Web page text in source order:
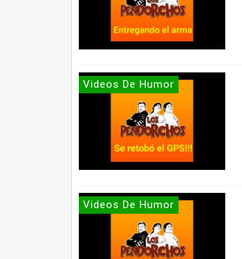
Videos De Humor
Videos De Humor